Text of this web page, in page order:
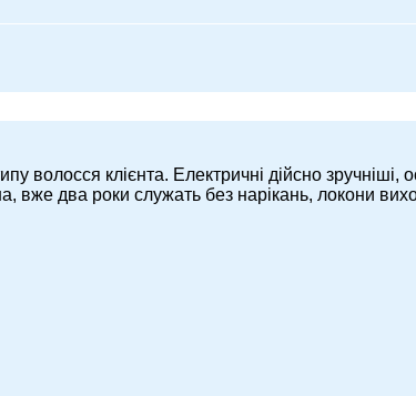
волосся клієнта. Електричні дійсно зручніші,
вже два роки служать без нарікань, локони